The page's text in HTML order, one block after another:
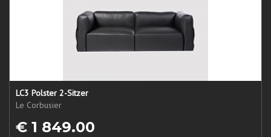
LC3 Polster 2-Sitzer
Le Corbusier
€ 1 849.00